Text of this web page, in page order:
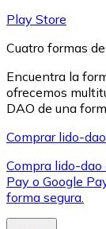
XRP
XRP
Play Store
Cuatro formas
Encuentra la
ofrecemos
DAO de una
Comprar lido-
Compra lido-
Pay o Google
forma segura.